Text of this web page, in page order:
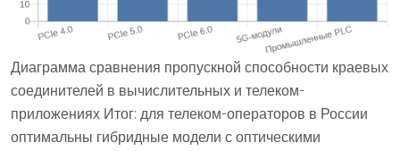
Диаграмма сравнения пропускной способности краевых
соединителей в вычислительных и телеком-
приложениях Итог: для телеком-операторов в России
оптимальны гибридные модели с оптическими